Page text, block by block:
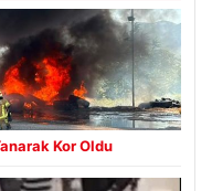
Kor Oldu